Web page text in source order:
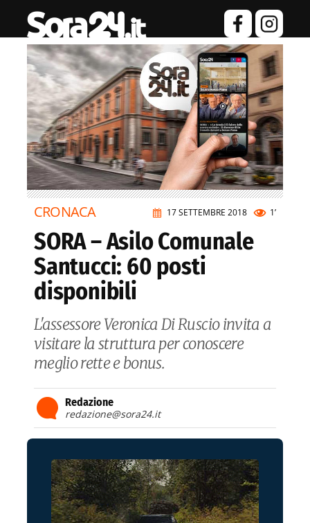
17 SETTEMBRE 2018 1’
CRONACA
SORA – Asilo Comunale
Santucci: 60 posti
disponibili
L'assessore Veronica Di Ruscio invita a
visitare la struttura per conoscere
meglio rette e bonus.
Redazione
redazione@sora24.it